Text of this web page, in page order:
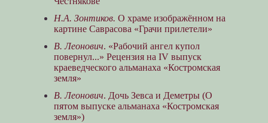
Н.А. Зонтиков. О храме изображённом на
картине Саврасова «Грачи прилетели»
В. Леонович. «Рабочий ангел купол
повернул...» Рецензия на IV выпуск
краеведческого альманаха «Костромская
земля»
В. Леонович. Дочь Зевса и Деметры (О
пятом выпуске альманаха «Костромская
земля»)